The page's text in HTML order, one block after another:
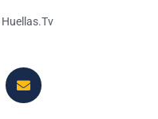
Huellas.Tv